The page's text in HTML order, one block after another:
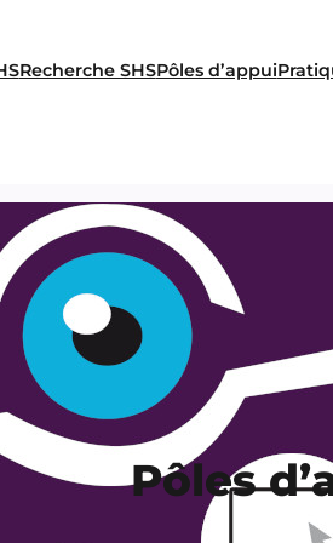
Recherche SHSPôles d’appui
Pôles